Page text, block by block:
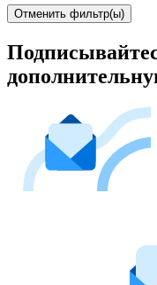
Отменить фильтр(ы)